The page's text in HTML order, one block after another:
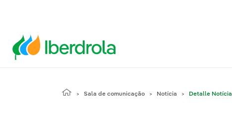
Sala de comunicação Notícia Detalle Notícia